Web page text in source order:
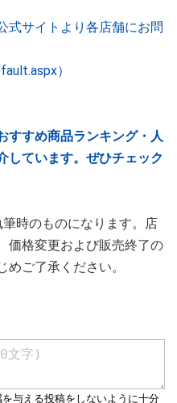
式サイトより各店舗にお問
）
すすめ商品ランキング・人
しています。ぜひチェック
時のものになります。店
価格変更および販売終了の
ご了承ください。